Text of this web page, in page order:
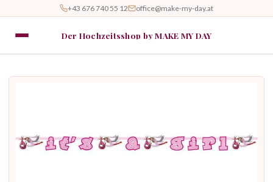
+43 676 740 55 12 office@make-my-day.at
Der Hochzeitsshop by MAKE MY DAY